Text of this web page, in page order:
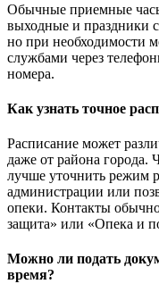
Обычные приемные
выходные и праздники
но при необходимости
службами через
номера.
Как узнать точное
Расписание может
даже от района города.
лучше уточнить режим
администрации или
опеки. Контакты
защита» или «Опека и
Можно ли подать
время?